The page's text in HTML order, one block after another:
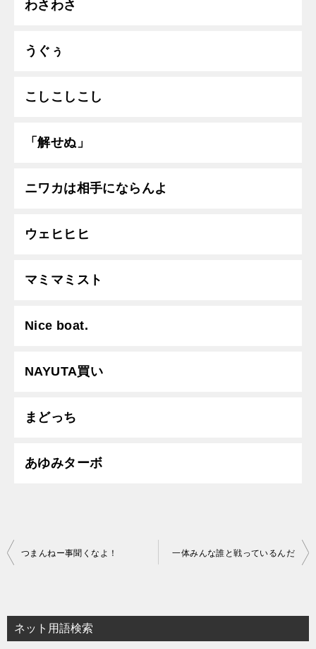
わさわさ
うぐぅ
こしこしこし
「解せぬ」
ニワカは相手にならんよ
ウェヒヒヒ
マミマミスト
Nice boat.
NAYUTA買い
まどっち
あゆみターボ
投
ビ
ゲ
つまんねー事聞くなよ！ 一体みんな誰と戦っているんだ
ネット用語検索